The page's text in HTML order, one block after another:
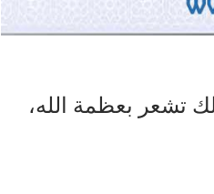
تشعر بعظمة الله،